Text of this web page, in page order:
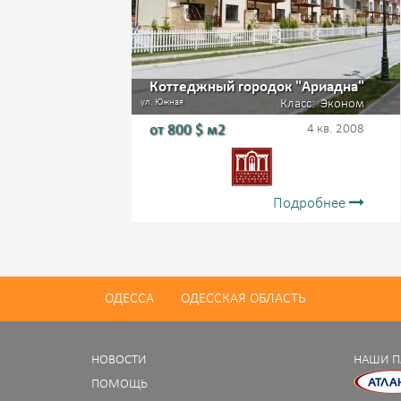
Коттеджный городок "Ариадна"
Класс:Эконом
ул. Южная
от800$ м2 4 кв. 2008
Подробнее
ОДЕССА ОДЕССКАЯ ОБЛАСТЬ
НОВОСТИ
ПОМОЩЬ
НАШИ